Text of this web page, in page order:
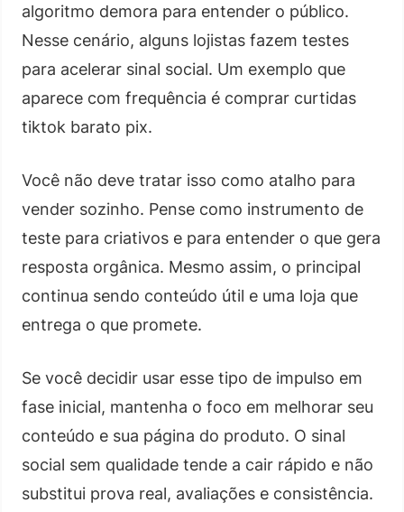
algoritmo demora para entender o público.
Nesse cenário, alguns lojistas fazem testes
para acelerar sinal social. Um exemplo que
aparece com frequência é comprar curtidas
tiktok barato pix.
Você não deve tratar isso como atalho para
vender sozinho. Pense como instrumento de
teste para criativos e para entender o que gera
resposta orgânica. Mesmo assim, o principal
continua sendo conteúdo útil e uma loja que
entrega o que promete.
Se você decidir usar esse tipo de impulso em
fase inicial, mantenha o foco em melhorar seu
conteúdo e sua página do produto. O sinal
social sem qualidade tende a cair rápido e não
substitui prova real, avaliações e consistência.